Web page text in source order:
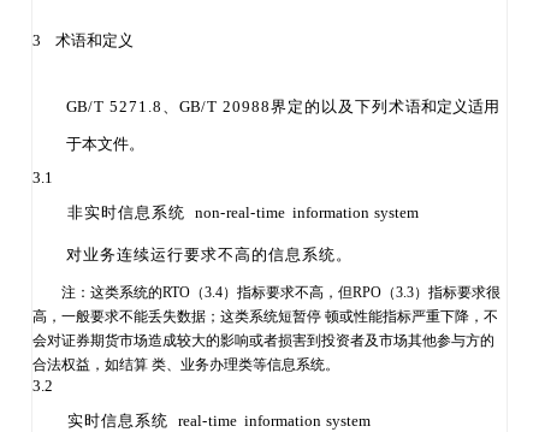
3 术语和定义
GB/T 5271.8、GB/T 20988界定的以及下列术语和定义适用
于本文件。
3.1
非实时信息系统
non-real-time information system
对业务连续运行要求不高的信息系统。
注：这类系统的RTO（3.4）指标要求不高，但RPO（3.3）指标要求很
高，一般要求不能丢失数据；这类系统短暂停 顿或性能指标严重下降，不
会对证券期货市场造成较大的影响或者损害到投资者及市场其他参与方的
合法权益，如结算 类、业务办理类等信息系统。
3.2
实时信息系统
real-time information system